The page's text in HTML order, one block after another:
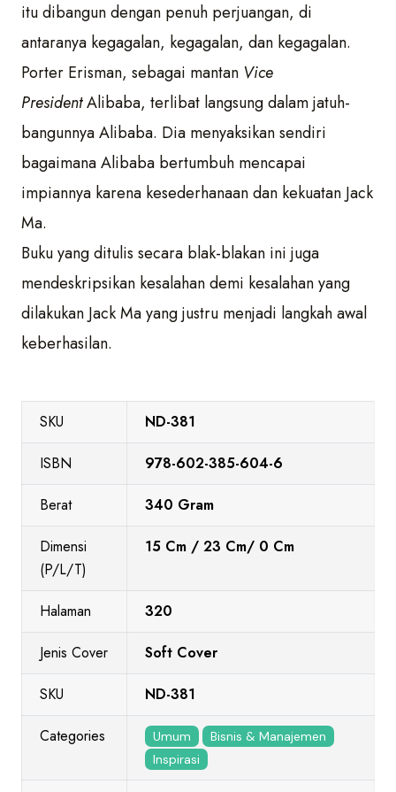
itu dibangun dengan penuh perjuangan, di
antaranya kegagalan, kegagalan, dan kegagalan.
Porter Erisman, sebagai mantan Vice
PresidentAlibaba, terlibat langsung dalam jatuh-
bangunnya Alibaba. Dia menyaksikan sendiri
bagaimana Alibaba bertumbuh mencapai
impiannya karena kesederhanaan dan kekuatan Jack
Ma.
Buku yang ditulis secara blak-blakan ini juga
mendeskripsikan kesalahan demi kesalahan yang
dilakukan Jack Ma yang justru menjadi langkah awal
keberhasilan.
SKU ND-381
ISBN 978-602-385-604-6
Berat 340 Gram
Dimensi
(P/L/T)
15 Cm / 23 Cm/ 0 Cm
Halaman 320
Jenis Cover Soft Cover
SKU ND-381
Categories Umum
Bisnis & Manajemen
Inspirasi